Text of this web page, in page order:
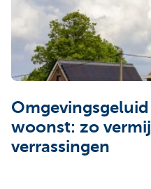
Particulieren
woonst: zo
verrassingen